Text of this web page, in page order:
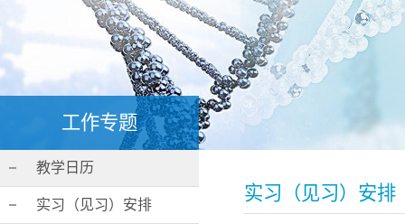
工作专题
教学日历
实习（见习）安排
实习（见习）安排